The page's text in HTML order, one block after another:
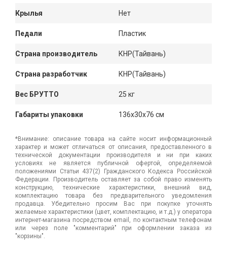
Крылья Нет
Педали Пластик
Страна производитель КНР(Тайвань)
Страна разработчик КНР(Тайвань)
Вес БРУТТО 25 кг
Габариты упаковки 136x30x76 см
*Внимание: описание товара на сайте носит информационный
характер и может отличаться от описания, предоставленного в
технической документации производителя и ни при каких
условиях не является публичной офертой, определяемой
положениями Статьи 437(2) Гражданского Кодекса Российской
Федерации. Производитель оставляет за собой право изменять
конструкцию, технические характеристики, внешний вид,
комплектацию товара без предварительного уведомления
продавца. Убедительно просим Вас при покупке уточнять
желаемые характеристики (цвет, комплектацию, и т.д.) у оператора
интернет-магазина посредством email, по контактным телефонам
или через поле "комментарий" при оформлении заказа из
"корзины".